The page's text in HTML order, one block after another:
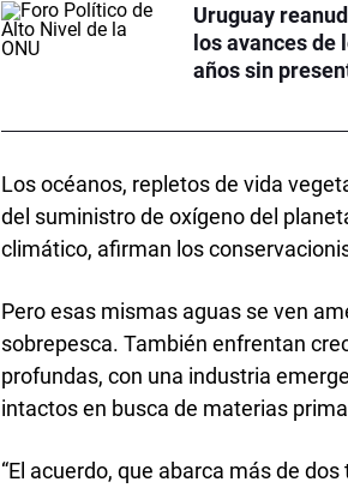
Uruguay
los avances de
años sin
Los océanos, repletos de vida
del suministro de oxígeno del
climático, afirman los
Pero esas mismas aguas se ven
sobrepesca. También enfrentan
profundas, con una industria
intactos en busca de materias
“El acuerdo, que abarca más de